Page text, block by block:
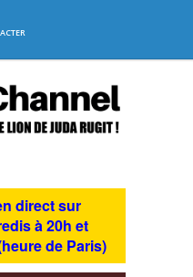
direct sur
à 20h et
de Paris)